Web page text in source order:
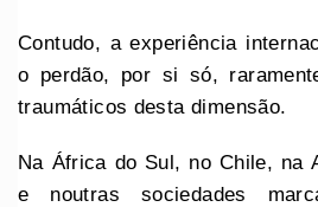
Contudo, a experiência
o perdão, por si só,
traumáticos desta dimensão.
Na África do Sul, no Chile, na
e noutras sociedades